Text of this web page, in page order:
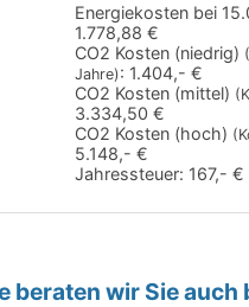
Energiekosten bei
1.778,88 €
CO2 Kosten (niedrig)
Jahre): 1.404,- €
CO2 Kosten (mittel)
3.334,50 €
CO2 Kosten (hoch)
5.148,- €
Jahressteuer: 167,- €
beraten wir Sie auch